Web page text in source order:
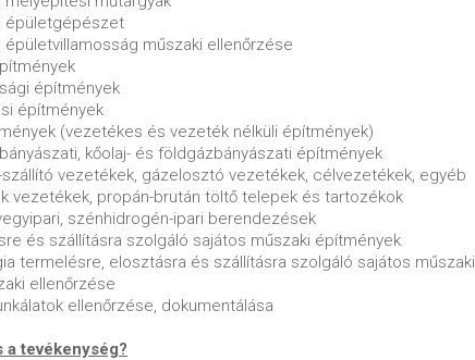
épületgépészet
épületvillamosság műszaki ellenőrzése
építmények
építmények
(vezetékes és vezeték nélküli építmények)
kőolaj- és földgázbányászati építmények
vezetékek, gázelosztó vezetékek, célvezetékek, egyéb
vezetékek, propán-brután töltő telepek és tartozékok
szénhidrogén-ipari berendezések
és szállításra szolgáló sajátos műszaki építmények
termelésre, elosztásra és szállításra szolgáló sajátos műszaki
ellenőrzése
ellenőrzése, dokumentálása
a tevékenység?